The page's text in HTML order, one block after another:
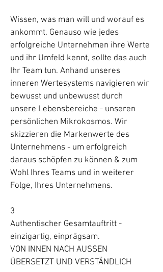
Wissen, was man will und worauf es
ankommt. Genauso wie jedes
erfolgreiche Unternehmen ihre Werte
und ihr Umfeld kennt, sollte das auch
Ihr Team tun. Anhand unseres
inneren Wertesystems navigieren wir
bewusst und unbewusst durch
unsere Lebensbereiche - unseren
persönlichen Mikrokosmos. Wir
skizzieren die Markenwerte des
Unternehmens - um erfolgreich
daraus schöpfen zu können & zum
Wohl Ihres Teams und in weiterer
Folge, Ihres Unternehmens.
3
Authentischer Gesamtauftritt -
einzigartig, einprägsam.
VON INNEN NACH AUSSEN
ÜBERSETZT UND VERSTÄNDLICH